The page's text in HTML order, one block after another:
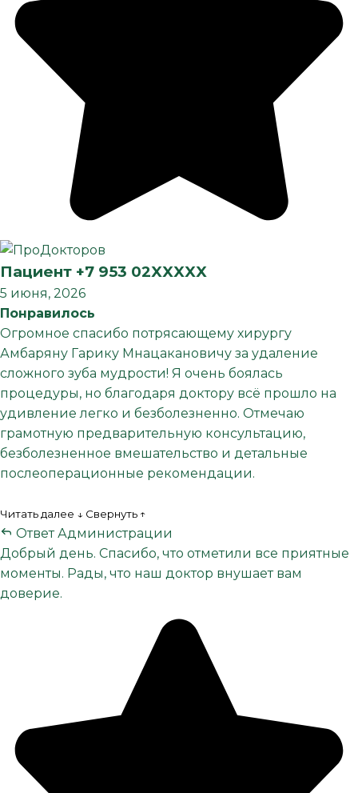
Пациент +7 953 02XXXXX
5 июня, 2026
Понравилось
Огромное спасибо потрясающему хирургу
Амбаряну Гарику Мнацакановичу за удаление
сложного зуба мудрости! Я очень боялась
процедуры, но благодаря доктору всё прошло на
удивление легко и безболезненно. Отмечаю
грамотную предварительную консультацию,
безболезненное вмешательство и детальные
послеоперационные рекомендации.
Читать далее ↓ Свернуть ↑
Ответ Администрации
Добрый день. Спасибо, что отметили все приятные
моменты. Рады, что наш доктор внушает вам
доверие.